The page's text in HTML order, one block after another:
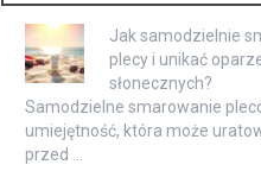
Jak samodzielnie
plecy i unikać
słonecznych?
Samodzielne smarowanie
umiejętność, która może
przed …